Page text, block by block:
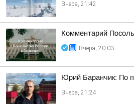
Вчера, 21:42
Комментарий
Вчера, 20:03
Юрий Баранчик: По
Вчера, 21:24